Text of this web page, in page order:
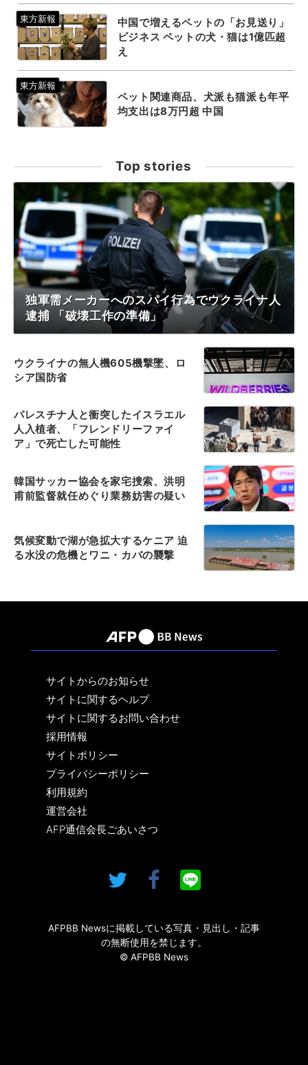
中国で増えるペットの「お見送り」
ビジネス ペットの犬・猫は1億匹超
え
ペット関連商品、犬派も猫派も年平
均支出は8万円超 中国
Top stories
独軍需メーカーへのスパイ行為でウクライナ人
逮捕 「破壊工作の準備」
ウクライナの無人機605機撃墜、ロ
シア国防省
パレスチナ人と衝突したイスラエル
人入植者、「フレンドリーファイ
ア」で死亡した可能性
韓国サッカー協会を家宅捜索、洪明
甫前監督就任めぐり業務妨害の疑い
気候変動で湖が急拡大するケニア 迫
る水没の危機とワニ・カバの襲撃
サイトからのお知らせ
サイトに関するヘルプ
サイトに関するお問い合わせ
採用情報
サイトポリシー
プライバシーポリシー
利用規約
運営会社
AFP通信会長ごあいさつ
AFPBB Newsに掲載している写真・見出し・記事
の無断使用を禁じます。
© AFPBB News